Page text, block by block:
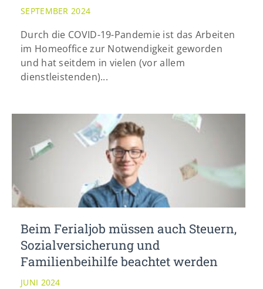
SEPTEMBER 2024
Durch die COVID-19-Pandemie ist das Arbeiten
im Homeoffice zur Notwendigkeit geworden
und hat seitdem in vielen (vor allem
dienstleistenden)...
Beim Ferialjob müssen auch Steuern,
Sozialversicherung und
Familienbeihilfe beachtet werden
JUNI 2024